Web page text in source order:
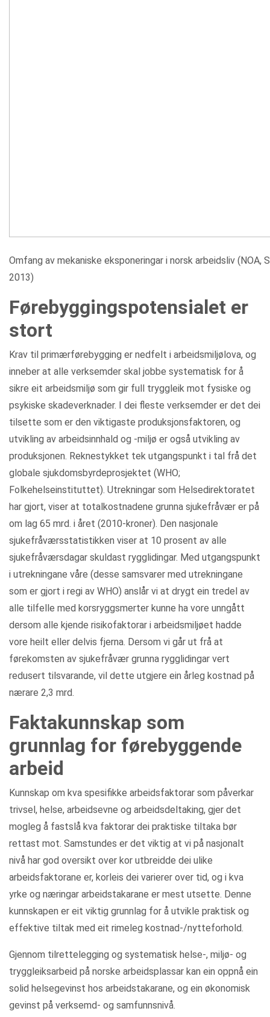
Omfang av mekaniske eksponeringar i norsk arbeidsliv (NOA,
2013)
Førebyggingspotensialet er
stort
Krav til primærførebygging er nedfelt i arbeidsmiljølova, og
inneber at alle verksemder skal jobbe systematisk for å
sikre eit arbeidsmiljø som gir full tryggleik mot fysiske og
psykiske skadeverknader. I dei fleste verksemder er det dei
tilsette som er den viktigaste produksjonsfaktoren, og
utvikling av arbeidsinnhald og -miljø er også utvikling av
produksjonen. Reknestykket tek utgangspunkt i tal frå det
globale sjukdomsbyrdeprosjektet (WHO;
Folkehelseinstituttet). Utrekningar som Helsedirektoratet
har gjort, viser at totalkostnadene grunna sjukefråvær er på
om lag 65 mrd. i året (2010-kroner). Den nasjonale
sjukefråværsstatistikken viser at 10 prosent av alle
sjukefråværsdagar skuldast rygglidingar. Med utgangspunkt
i utrekningane våre (desse samsvarer med utrekningane
som er gjort i regi av WHO) anslår vi at drygt ein tredel av
alle tilfelle med korsryggsmerter kunne ha vore unngått
dersom alle kjende risikofaktorar i arbeidsmiljøet hadde
vore heilt eller delvis fjerna. Dersom vi går ut frå at
førekomsten av sjukefråvær grunna rygglidingar vert
redusert tilsvarande, vil dette utgjere ein årleg kostnad på
nærare 2,3 mrd.
Faktakunnskap som
grunnlag for førebyggende
arbeid
Kunnskap om kva spesifikke arbeidsfaktorar som påverkar
trivsel, helse, arbeidsevne og arbeidsdeltaking, gjer det
mogleg å fastslå kva faktorar dei praktiske tiltaka bør
rettast mot. Samstundes er det viktig at vi på nasjonalt
nivå har god oversikt over kor utbreidde dei ulike
arbeidsfaktorane er, korleis dei varierer over tid, og i kva
yrke og næringar arbeidstakarane er mest utsette. Denne
kunnskapen er eit viktig grunnlag for å utvikle praktisk og
effektive tiltak med eit rimeleg kostnad-/nytteforhold.
Gjennom tilrettelegging og systematisk helse-, miljø- og
tryggleiksarbeid på norske arbeidsplassar kan ein oppnå ein
solid helsegevinst hos arbeidstakarane, og ein økonomisk
gevinst på verksemd- og samfunnsnivå.